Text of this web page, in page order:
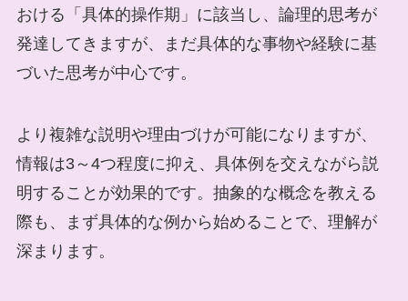
おける「具体的操作期」に該当し、論理的思考が
発達してきますが、まだ具体的な事物や経験に基
づいた思考が中心です。
より複雑な説明や理由づけが可能になりますが、
情報は3～4つ程度に抑え、具体例を交えながら説
明することが効果的です。抽象的な概念を教える
際も、まず具体的な例から始めることで、理解が
深まります。